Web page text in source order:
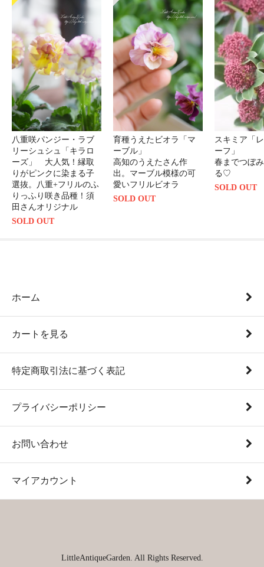
八重咲パンジー・ラブ
リーシュシュ「キラロ
ーズ」 大人気！縁取
りがピンクに染まる子
選抜。八重+フリルのふ
りっふり咲き品種！須
田さんオリジナル
SOLD OUT
育種うえたビオラ「マ
ーブル」
高知のうえたさん作
出。マーブル模様の可
愛いフリルビオラ
SOLD OUT
スキミア「
ーフ」
春までつぼ
る♡
SOLD OUT
ホーム
カートを見る
特定商取引法に基づく表記
プライバシーポリシー
お問い合わせ
マイアカウント
LittleAntiqueGarden. All Rights Reserved.